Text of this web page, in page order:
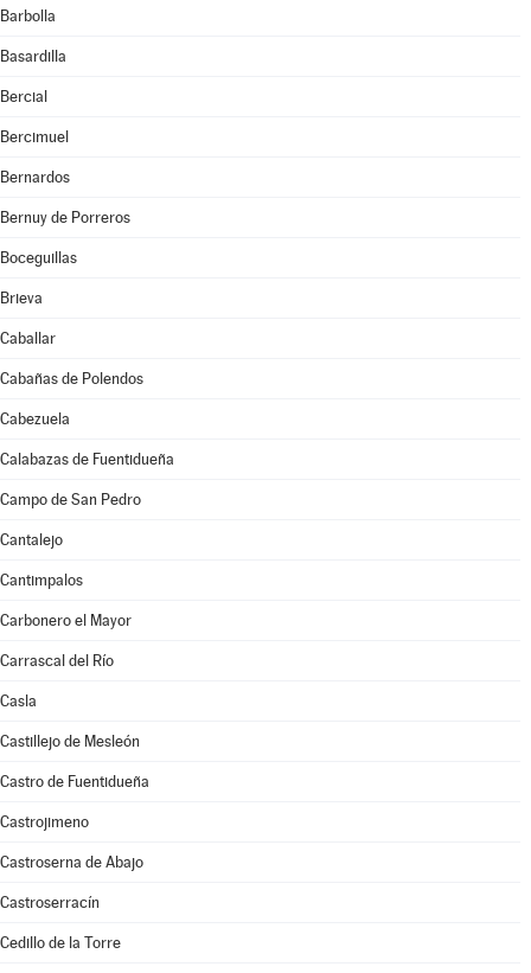
Barbolla
Basardilla
Bercial
Bercimuel
Bernardos
Bernuy de Porreros
Boceguillas
Brieva
Caballar
Cabañas de Polendos
Cabezuela
Calabazas de Fuentidueña
Campo de San Pedro
Cantalejo
Cantimpalos
Carbonero el Mayor
Carrascal del Río
Casla
Castillejo de Mesleón
Castro de Fuentidueña
Castrojimeno
Castroserna de Abajo
Castroserracín
Cedillo de la Torre